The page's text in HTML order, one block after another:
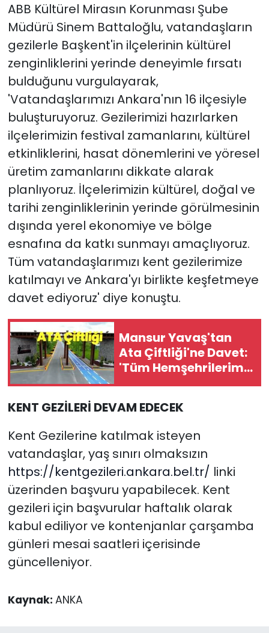
ABB Kültürel Mirasın Korunması Şube
Müdürü Sinem Battaloğlu, vatandaşların
gezilerle Başkent'in ilçelerinin kültürel
zenginliklerini yerinde deneyimle fırsatı
bulduğunu vurgulayarak,
'Vatandaşlarımızı Ankara'nın 16 ilçesiyle
buluşturuyoruz. Gezilerimizi hazırlarken
ilçelerimizin festival zamanlarını, kültürel
etkinliklerini, hasat dönemlerini ve yöresel
üretim zamanlarını dikkate alarak
planlıyoruz. İlçelerimizin kültürel, doğal ve
tarihi zenginliklerinin yerinde görülmesinin
dışında yerel ekonomiye ve bölge
esnafına da katkı sunmayı amaçlıyoruz.
Tüm vatandaşlarımızı kent gezilerimize
katılmayı ve Ankara'yı birlikte keşfetmeye
davet ediyoruz' diye konuştu.
Mansur Yavaş'tan
Ata Çiftliği'ne Davet:
'Tüm Hemşehrilerimi
Bekliyorum'
KENT GEZİLERİ DEVAM EDECEK
Kent Gezilerine katılmak isteyen
vatandaşlar, yaş sınırı olmaksızın
https://kentgezileri.ankara.bel.tr/ linki
üzerinden başvuru yapabilecek. Kent
gezileri için başvurular haftalık olarak
kabul ediliyor ve kontenjanlar çarşamba
günleri mesai saatleri içerisinde
güncelleniyor.
Kaynak: ANKA